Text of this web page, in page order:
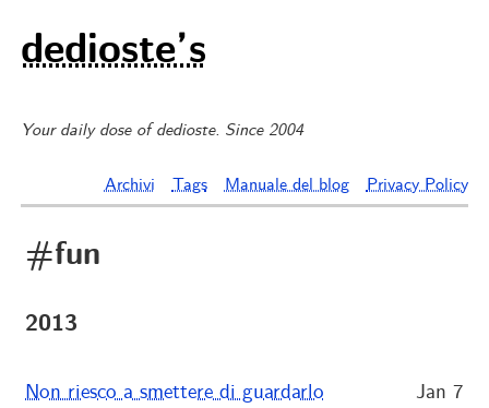
dedioste’s
Your daily dose of dedioste. Since 2004
Archivi Tags Manuale del blog Privacy Policy
#fun
2013
Non riesco a smettere di guardarlo Jan 7